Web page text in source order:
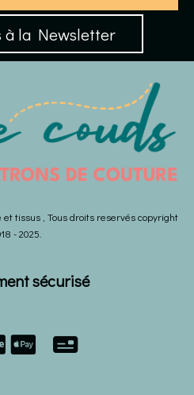
à la Newsletter
tissus , Tous droits reservés copyright
- 2025.
sécurisé
